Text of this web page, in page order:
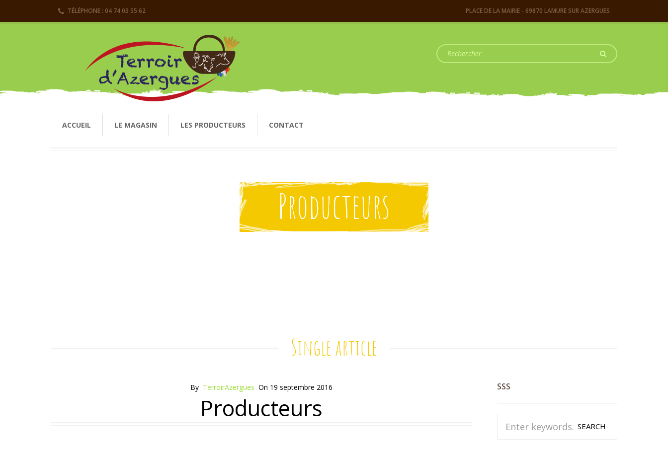
TÉLÉPHONE : 04 74 03 55 62 PLACE DE LA MAIRIE - 69870 LAMURE SUR AZERGUES
ACCUEIL LE MAGASIN LES PRODUCTEURS CONTACT
Producteurs
Single article
By TerroirAzergues On 19 septembre 2016
Producteurs
SSS
SEARCH